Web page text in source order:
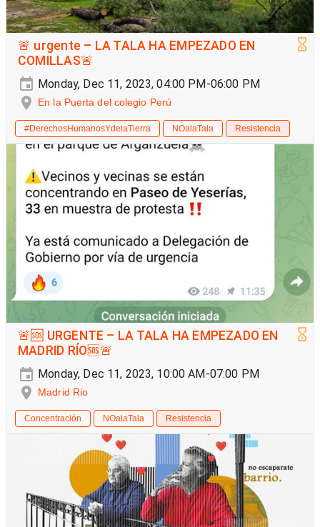
🚨 urgente – LA TALA HA EMPEZADO EN
COMILLAS🚨
Monday, Dec 11, 2023, 04:00 PM-06:00 PM
En la Puerta del colegio Perú
#DerechosHumanosYdelaTierra NOalaTala Resistencia
🚨🆘 URGENTE – LA TALA HA EMPEZADO EN
MADRID RÍO🆘🚨
Monday, Dec 11, 2023, 10:00 AM-07:00 PM
Madrid Rio
Concentración NOalaTala Resistencia